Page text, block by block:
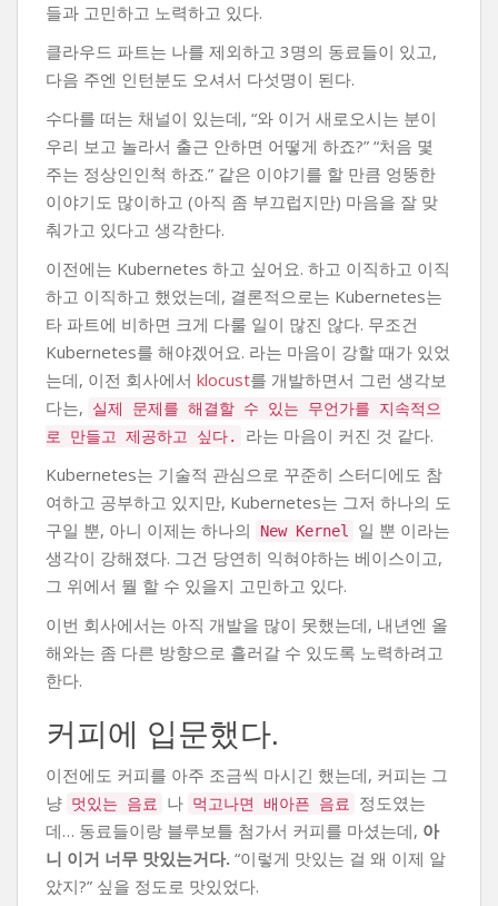
들과 고민하고 노력하고 있다.
클라우드 파트는 나를 제외하고 3명의 동료들이 있고,
다음 주엔 인턴분도 오셔서 다섯명이 된다.
수다를 떠는 채널이 있는데, “와 이거 새로오시는 분이
우리 보고 놀라서 출근 안하면 어떻게 하죠?” “처음 몇
주는 정상인인척 하죠.” 같은 이야기를 할 만큼 엉뚱한
이야기도 많이하고 (아직 좀 부끄럽지만) 마음을 잘 맞
춰가고 있다고 생각한다.
이전에는 Kubernetes 하고 싶어요. 하고 이직하고 이직
하고 이직하고 했었는데, 결론적으로는 Kubernetes는
타 파트에 비하면 크게 다룰 일이 많진 않다. 무조건
Kubernetes를 해야겠어요. 라는 마음이 강할 때가 있었
는데, 이전 회사에서 klocust를 개발하면서 그런 생각보
다는,
실제 문제를 해결할 수 있는 무언가를 지속적으
로 만들고 제공하고 싶다.
라는 마음이 커진 것 같다.
Kubernetes는 기술적 관심으로 꾸준히 스터디에도 참
여하고 공부하고 있지만, Kubernetes는 그저 하나의 도
구일 뿐, 아니 이제는 하나의
New Kernel
일 뿐 이라는
생각이 강해졌다. 그건 당연히 익혀야하는 베이스이고,
그 위에서 뭘 할 수 있을지 고민하고 있다.
이번 회사에서는 아직 개발을 많이 못했는데, 내년엔 올
해와는 좀 다른 방향으로 흘러갈 수 있도록 노력하려고
한다.
커피에 입문했다.
이전에도 커피를 아주 조금씩 마시긴 했는데, 커피는 그
냥 멋있는 음료 나 먹고나면 배아픈 음료
정도였는
데… 동료들이랑 블루보틀 첨가서 커피를 마셨는데, 아
니 이거 너무 맛있는거다. “이렇게 맛있는 걸 왜 이제 알
았지?” 싶을 정도로 맛있었다.